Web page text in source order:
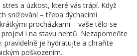
a úzkost, které vás trápí. Když
snižování – třeba dýchacími
procházkami – vaše tělo se
i na stavu nehtů. Nezapomeňte
pravidelně je hydratujte a chraňte
poškozením.